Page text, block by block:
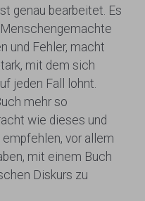
genau bearbeitet. Es
und Fehler, macht
mit dem sich
jeden Fall lohnt.
mehr so
wie dieses und
vor allem
mit einem Buch
Diskurs zu